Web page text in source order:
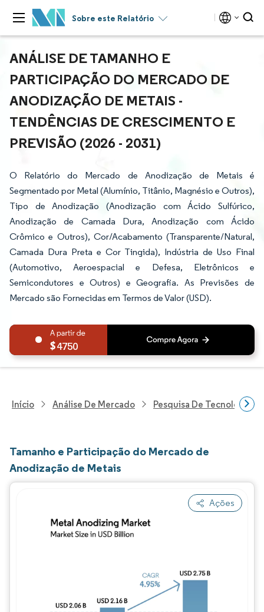
Sobre este Relatório
ANÁLISE DE TAMANHO E
PARTICIPAÇÃO DO MERCADO DE
ANODIZAÇÃO DE METAIS -
TENDÊNCIAS DE CRESCIMENTO E
PREVISÃO (2026 - 2031)
O Relatório do Mercado de Anodização de Metais é
Segmentado por Metal (Alumínio, Titânio, Magnésio e Outros),
Tipo de Anodização (Anodização com Ácido Sulfúrico,
Anodização de Camada Dura, Anodização com Ácido
Crômico e Outros), Cor/Acabamento (Transparente/Natural,
Camada Dura Preta e Cor Tingida), Indústria de Uso Final
(Automotivo, Aeroespacial e Defesa, Eletrônicos e
Semicondutores e Outros) e Geografia. As Previsões de
Mercado são Fornecidas em Termos de Valor (USD).
4750
Início Análise De Mercado Pesquisa De Tecnologia,
Tamanho e Participação do Mercado de
Anodização de Metais
Ações